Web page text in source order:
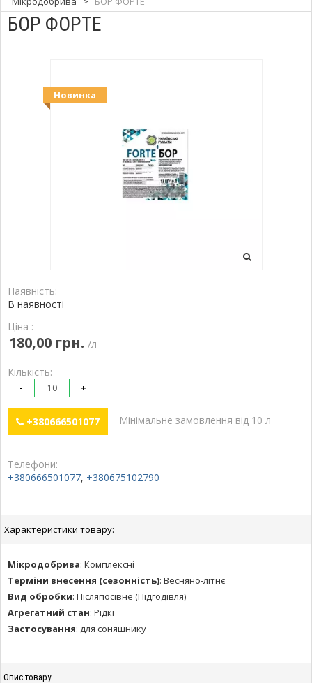
БОР ФОРТЕ
Новинка
Наявність:
В наявності
Ціна :
180,00 грн. /л
Кількість:
- +
+380666501077 Мінімальне замовлення від 10 л
Телефони:
+380666501077, +380675102790
Характеристики товару:
Мікродобрива: Комплексні
Терміни внесення (сезонність): Весняно-літнє
Вид обробки: Післяпосівне (Підгодівля)
Агрегатний стан: Рідкі
Застосування: для соняшнику
Опис товару